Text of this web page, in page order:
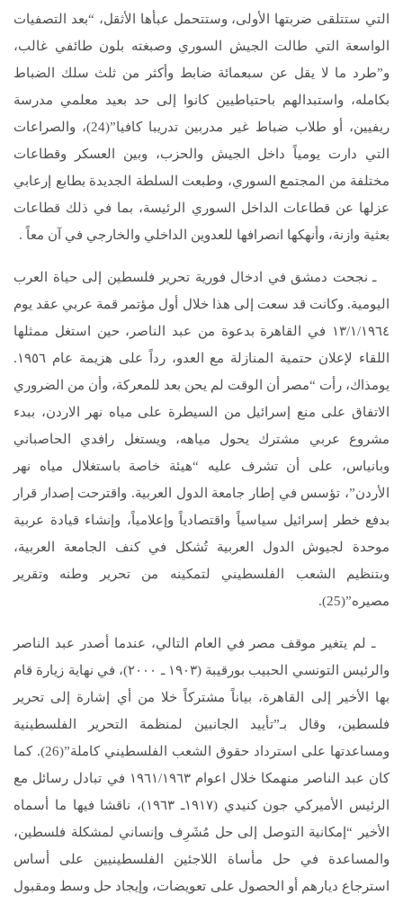
التي ستتلقى ضربتها الأولى، وستتحمل عبأها الأثقل، “بعد التصفيات
الواسعة التي طالت الجيش السوري وصبغته بلون طائفي غالب،
و”طرد ما لا يقل عن سبعمائة ضابط وأكثر من ثلث سلك الضباط
بكامله، واستبدالهم باحتياطيين كانوا إلى حد بعيد معلمي مدرسة
ريفيين، أو طلاب ضباط غير مدربين تدريبا كافيا”(24)، والصراعات
التي دارت يومياً داخل الجيش والحزب، وبين العسكر وقطاعات
مختلفة من المجتمع السوري، وطبعت السلطة الجديدة بطابع إرعابي
عزلها عن قطاعات الداخل السوري الرئيسة، بما في ذلك قطاعات
بعثية وازنة، وأنهكها انصرافها للعدوين الداخلي والخارجي في آن معاً .
ـ نجحت دمشق في ادخال فورية تحرير فلسطين إلى حياة العرب
اليومية. وكانت قد سعت إلى هذا خلال أول مؤتمر قمة عربي عقد يوم
١٣/١/١٩٦٤ في القاهرة بدعوة من عبد الناصر، حين استغل ممثلها
اللقاء لإعلان حتمية المنازلة مع العدو، رداً على هزيمة عام ١٩٥٦.
يومذاك، رأت “مصر أن الوقت لم يحن بعد للمعركة، وأن من الضروري
الاتفاق على منع إسرائيل من السيطرة على مياه نهر الاردن، ببدء
مشروع عربي مشترك يحول مياهه، ويستغل رافدي الحاصباني
وبانياس، على أن تشرف عليه “هيئة خاصة باستغلال مياه نهر
الأردن”، تؤسس في إطار جامعة الدول العربية. واقترحت إصدار قرار
بدفع خطر إسرائيل سياسياً واقتصادياً وإعلامياً، وإنشاء قيادة عربية
موحدة لجيوش الدول العربية تُشكل في كنف الجامعة العربية،
وبتنظيم الشعب الفلسطيني لتمكينه من تحرير وطنه وتقرير
مصيره”(25).
ـ لم يتغير موقف مصر في العام التالي، عندما أصدر عبد الناصر
والرئيس التونسي الحبيب بورقيبة (١٩٠٣ ـ ٢٠٠٠)، في نهاية زيارة قام
بها الأخير إلى القاهرة، بياناً مشتركاً خلا من أي إشارة إلى تحرير
فلسطين، وقال بـ”تأييد الجانبين لمنظمة التحرير الفلسطينية
ومساعدتها على استرداد حقوق الشعب الفلسطيني كاملة”(26). كما
كان عبد الناصر منهمكا خلال اعوام ١٩٦١/١٩٦٣ في تبادل رسائل مع
الرئيس الأميركي جون كنيدي (١٩١٧ـ ١٩٦٣)، ناقشا فيها ما أسماه
الأخير “إمكانية التوصل إلى حل مُشَرِف وإنساني لمشكلة فلسطين،
والمساعدة في حل مأساة اللاجئين الفلسطينيين على أساس
استرجاع ديارهم أو الحصول على تعويضات، وإيجاد حل وسط ومقبول